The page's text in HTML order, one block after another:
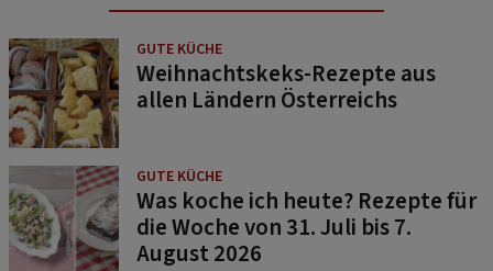
GUTE KÜCHE
Weihnachtskeks-Rezepte aus
allen Ländern Österreichs
GUTE KÜCHE
Was koche ich heute? Rezepte für
die Woche von 31. Juli bis 7.
August 2026